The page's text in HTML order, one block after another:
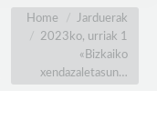
You are here:
Home
Jarduerak
2023ko, urriak 1
«Bizkaiko
xendazaletasun…